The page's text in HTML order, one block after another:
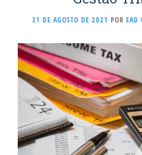
31 DE AGOSTO DE 2021 POR EAD